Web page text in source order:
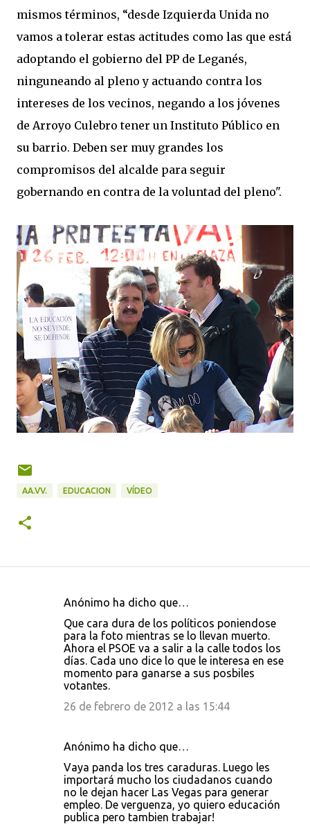
mismos términos, “desde Izquierda Unida no
vamos a tolerar estas actitudes como las que está
adoptando el gobierno del PP de Leganés,
ninguneando al pleno y actuando contra los
intereses de los vecinos, negando a los jóvenes
de Arroyo Culebro tener un Instituto Público en
su barrio. Deben ser muy grandes los
compromisos del alcalde para seguir
gobernando en contra de la voluntad del pleno".
AA.VV. EDUCACION VÍDEO
Anónimo ha dicho que…
Que cara dura de los políticos poniendose
para la foto mientras se lo llevan muerto.
Ahora el PSOE va a salir a la calle todos los
días. Cada uno dice lo que le interesa en ese
momento para ganarse a sus posbiles
votantes.
26 de febrero de 2012 a las 15:44
Anónimo ha dicho que…
Vaya panda los tres caraduras. Luego les
importará mucho los ciudadanos cuando
no le dejan hacer Las Vegas para generar
empleo. De verguenza, yo quiero educación
publica pero tambien trabajar!